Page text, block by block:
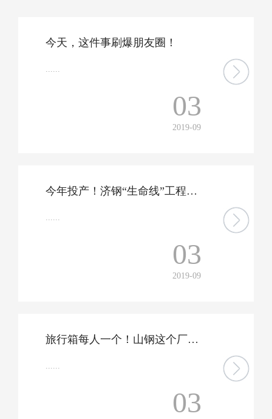
今天，这件事刷爆朋友圈！
......
03
2019-09
今年投产！济钢“生命线”工程现雏形…
......
03
2019-09
旅行箱每人一个！山钢这个厂专拨70多万元，“十送”职工…
......
03